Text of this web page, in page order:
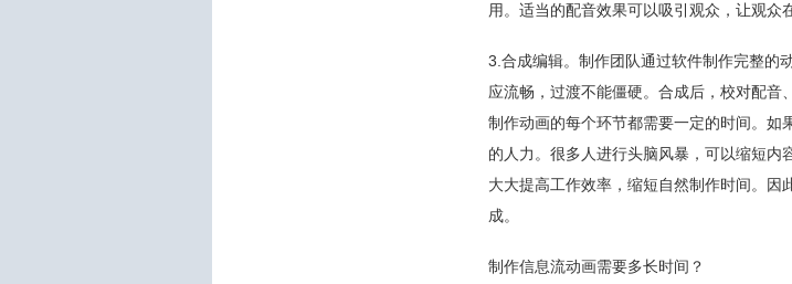
用。适当的配音效果可以吸引观众，让观众
3.合成编辑。制作团队通过软件制作完整的
应流畅，过渡不能僵硬。合成后，校对配音
制作动画的每个环节都需要一定的时间。如
的人力。很多人进行头脑风暴，可以缩短内
大大提高工作效率，缩短自然制作时间。
成。
制作信息流动画需要多长时间？